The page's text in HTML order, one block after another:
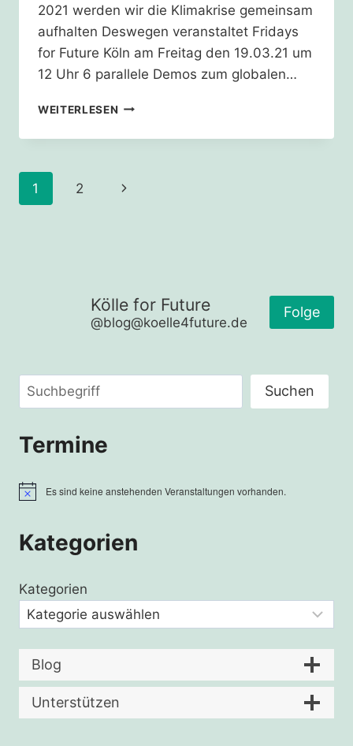
2021 werden wir die Klimakrise gemeinsam
aufhalten Deswegen veranstaltet Fridays
for Future Köln am Freitag den 19.03.21 um
12 Uhr 6 parallele Demos zum globalen…
WEITERLESEN 19.03.21
GLOBALER
IN
Seitennavigation
1 2
Nächste
Kölle for Future
@blog@koelle4future.de
Folge
Suchen Suchen
Termine
HinweisEs sind keine anstehenden Veranstaltungen vorhanden.
Kategorien
Kategorien
Blog
Unterstützen